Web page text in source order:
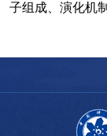
子组成、演化机